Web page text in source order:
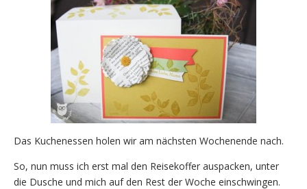
Das Kuchenessen holen wir am nächsten Wochenende nach.
So, nun muss ich erst mal den Reisekoffer auspacken, unter
die Dusche und mich auf den Rest der Woche einschwingen.